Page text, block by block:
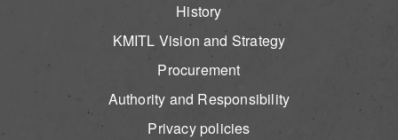
History
KMITL Vision and Strategy
Procurement
Authority and Responsibility
Privacy policies